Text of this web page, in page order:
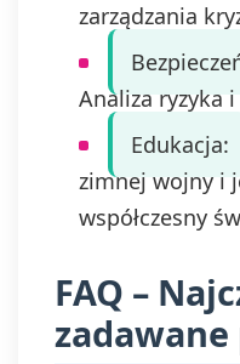
zarządzania
Analiza ryzyka
Edukacja:
zimnej wojny i
współczesny
FAQ –